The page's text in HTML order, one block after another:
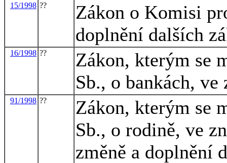
15/1998 ??
Zákon o Komisi
doplnění dalších
16/1998 ??
Zákon, kterým se
Sb., o bankách,
91/1998 ??
Zákon, kterým se
Sb., o rodině, ve
změně a doplnění